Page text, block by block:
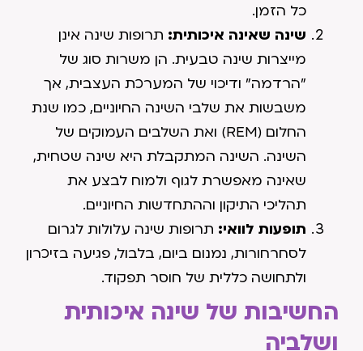
כל הזמן.
שינה שאינה איכותית: תרופות שינה אינן
מייצרות שינה טבעית. הן משרות סוג של
"הרדמה" ודיכוי של המערכת העצבית, אך
משבשות את שלבי השינה החיוניים, כמו שנת
החלום (REM) ואת השלבים העמוקים של
השינה. השינה המתקבלת היא שינה שטחית,
שאינה מאפשרת לגוף ולמוח לבצע את
תהליכי התיקון וההתחדשות החיוניים.
תופעות לוואי: תרופות שינה עלולות לגרום
לסחרחורות, נמנום ביום, בלבול, פגיעה בזיכרון
ולתחושה כללית של חוסר תפקוד.
החשיבות של שינה איכותית
ושלביה